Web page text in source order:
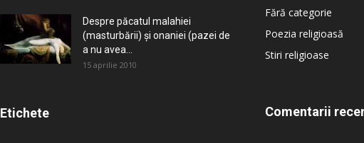
Despre păcatul malahiei
(masturbării) şi onaniei (pazei de
a nu avea...
15 aprilie 2010
Etichete
Fără categorie
Poezia religioasă
Stiri religioase
Comentarii